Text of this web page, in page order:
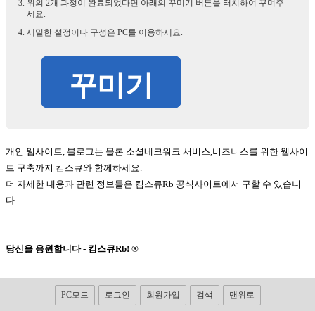
위의 2개 과정이 완료되었다면 아래의 꾸미기 버튼을 터치하여 꾸며주
세요.
세밀한 설정이나 구성은 PC를 이용하세요.
꾸미기
개인 웹사이트, 블로그는 물론 소셜네크워크 서비스,비즈니스를 위한 웹사이
트 구축까지 킴스큐와 함께하세요.
더 자세한 내용과 관련 정보들은 킴스큐Rb 공식사이트에서 구할 수 있습니
다.
당신을 응원합니다 - 킴스큐Rb! ®
PC모드 로그인 회원가입 검색 맨위로